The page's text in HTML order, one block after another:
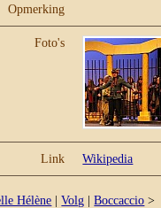
Opmerking
Foto's
Link Wikipedia
Hélène |Volg |Boccaccio >